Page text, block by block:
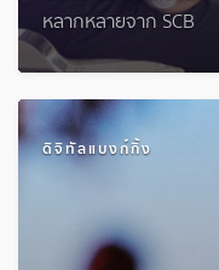
หลากหลายจาก SCB
ดิจิทัลแบงก์กิ้ง